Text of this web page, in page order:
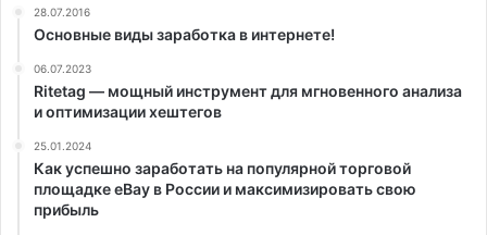
28.07.2016
Основные виды заработка в интернете!
06.07.2023
Ritetag — мощный инструмент для мгновенного анализа
и оптимизации хештегов
25.01.2024
Как успешно заработать на популярной торговой
площадке eBay в России и максимизировать свою
прибыль